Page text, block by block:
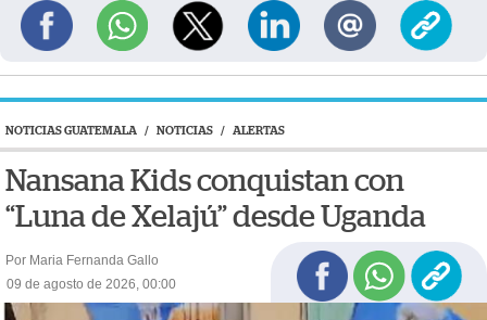
NOTICIAS GUATEMALA / NOTICIAS / ALERTAS
Nansana Kids conquistan con
“Luna de Xelajú” desde Uganda
Por Maria Fernanda Gallo
09 de agosto de 2026, 00:00